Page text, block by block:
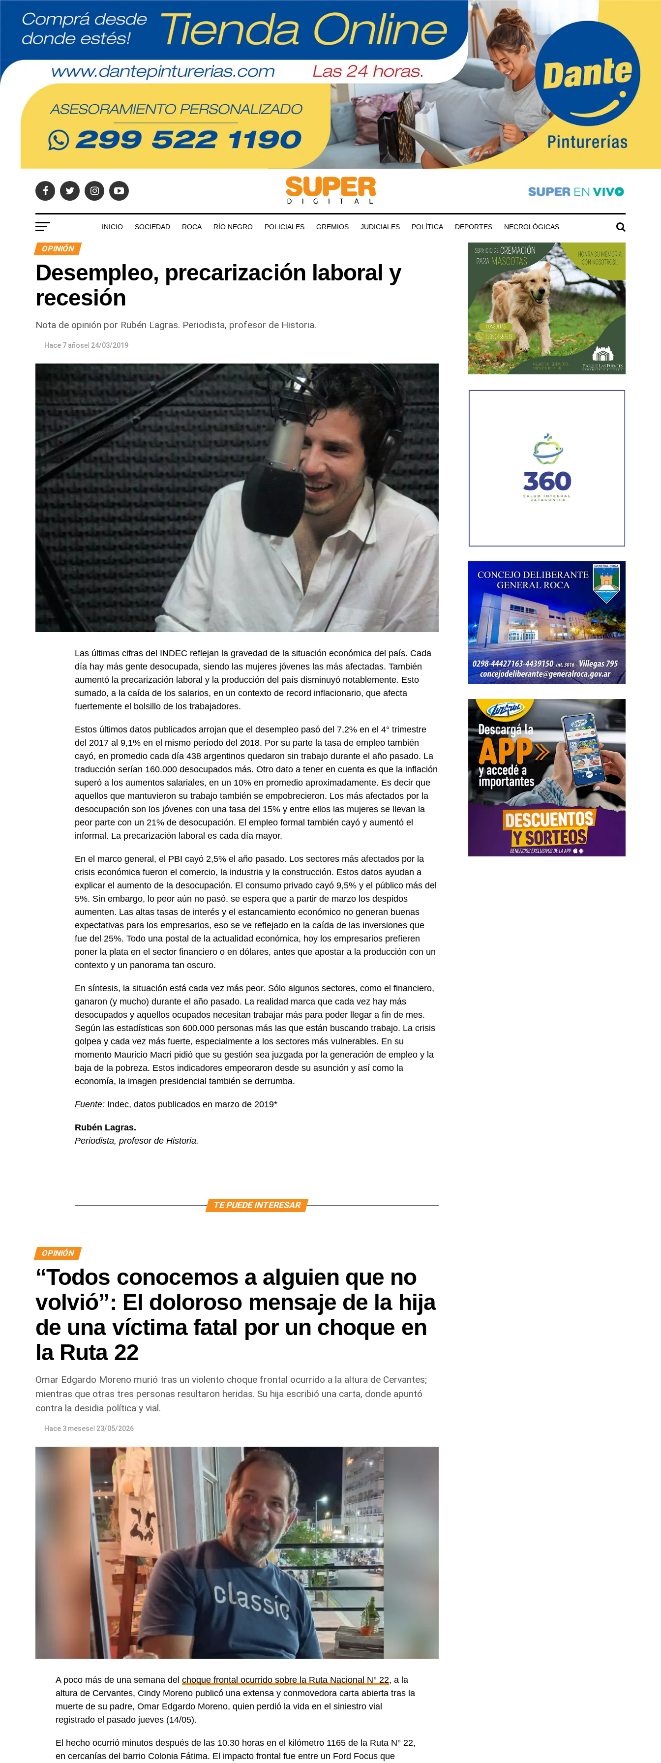
INICIO SOCIEDAD ROCA RÍO NEGRO POLICIALES GREMIOS JUDICIALES POLÍTICA DEPORTES NECROLÓGICAS
OPINIÓN
Desempleo, precarización laboral y
recesión
Nota de opinión por Rubén Lagras. Periodista, profesor de Historia.
Hace 7 añosel 24/03/2019
Las últimas cifras del INDEC reflejan la gravedad de la situación económica del país. Cada
día hay más gente desocupada, siendo las mujeres jóvenes las más afectadas. También
aumentó la precarización laboral y la producción del país disminuyó notablemente. Esto
sumado, a la caída de los salarios, en un contexto de record inflacionario, que afecta
fuertemente el bolsillo de los trabajadores.
Estos últimos datos publicados arrojan que el desempleo pasó del 7,2% en el 4° trimestre
del 2017 al 9,1% en el mismo período del 2018. Por su parte la tasa de empleo también
cayó, en promedio cada día 438 argentinos quedaron sin trabajo durante el año pasado. La
traducción serían 160.000 desocupados más. Otro dato a tener en cuenta es que la inflación
superó a los aumentos salariales, en un 10% en promedio aproximadamente. Es decir que
aquellos que mantuvieron su trabajo también se empobrecieron. Los más afectados por la
desocupación son los jóvenes con una tasa del 15% y entre ellos las mujeres se llevan la
peor parte con un 21% de desocupación. El empleo formal también cayó y aumentó el
informal. La precarización laboral es cada día mayor.
En el marco general, el PBI cayó 2,5% el año pasado. Los sectores más afectados por la
crisis económica fueron el comercio, la industria y la construcción. Estos datos ayudan a
explicar el aumento de la desocupación. El consumo privado cayó 9,5% y el público más del
5%. Sin embargo, lo peor aún no pasó, se espera que a partir de marzo los despidos
aumenten. Las altas tasas de interés y el estancamiento económico no generan buenas
expectativas para los empresarios, eso se ve reflejado en la caída de las inversiones que
fue del 25%. Todo una postal de la actualidad económica, hoy los empresarios prefieren
poner la plata en el sector financiero o en dólares, antes que apostar a la producción con un
contexto y un panorama tan oscuro.
En síntesis, la situación está cada vez más peor. Sólo algunos sectores, como el financiero,
ganaron (y mucho) durante el año pasado. La realidad marca que cada vez hay más
desocupados y aquellos ocupados necesitan trabajar más para poder llegar a fin de mes.
Según las estadísticas son 600.000 personas más las que están buscando trabajo. La crisis
golpea y cada vez más fuerte, especialmente a los sectores más vulnerables. En su
momento Mauricio Macri pidió que su gestión sea juzgada por la generación de empleo y la
baja de la pobreza. Estos indicadores empeoraron desde su asunción y así como la
economía, la imagen presidencial también se derrumba.
Fuente: Indec, datos publicados en marzo de 2019*
Rubén Lagras.
Periodista, profesor de Historia.
TE PUEDE INTERESAR
OPINIÓN
“Todos conocemos a alguien que no
volvió”: El doloroso mensaje de la hija
de una víctima fatal por un choque en
la Ruta 22
Omar Edgardo Moreno murió tras un violento choque frontal ocurrido a la altura de Cervantes;
mientras que otras tres personas resultaron heridas. Su hija escribió una carta, donde apuntó
contra la desidia política y vial.
Hace 3 mesesel 23/05/2026
A poco más de una semana del choque frontal ocurrido sobre la Ruta Nacional N° 22, a la
altura de Cervantes, Cindy Moreno publicó una extensa y conmovedora carta abierta tras la
muerte de su padre, Omar Edgardo Moreno, quien perdió la vida en el siniestro vial
registrado el pasado jueves (14/05).
El hecho ocurrió minutos después de las 10.30 horas en el kilómetro 1165 de la Ruta N° 22,
en cercanías del barrio Colonia Fátima. El impacto frontal fue entre un Ford Focus que